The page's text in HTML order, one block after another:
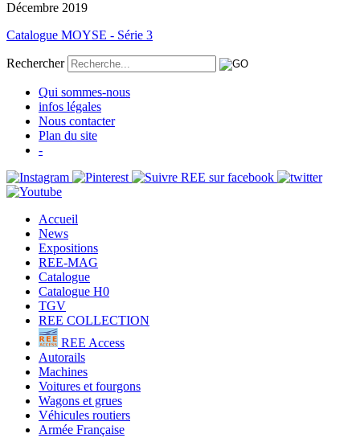
Décembre 2019
Catalogue MOYSE - Série 3
Rechercher
Qui sommes-nous
infos légales
Nous contacter
Plan du site
-
Accueil
News
Expositions
REE-MAG
Catalogue
Catalogue H0
TGV
REE COLLECTION
REE Access
Autorails
Machines
Voitures et fourgons
Wagons et grues
Véhicules routiers
Armée Française